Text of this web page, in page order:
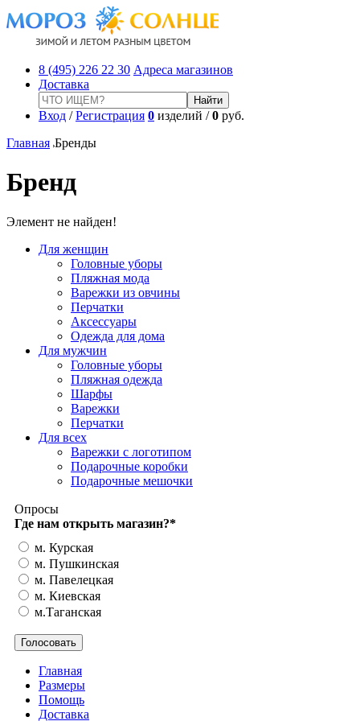
8 (495) 226 22 30 Адреса магазинов
Доставка
Вход /Регистрация 0 изделий /0 руб.
Главная Бренды
Бренд
Элемент не найден!
Для женщин
Головные уборы
Пляжная мода
Варежки из овчины
Перчатки
Аксессуары
Одежда для дома
Для мужчин
Головные уборы
Пляжная одежда
Шарфы
Варежки
Перчатки
Для всех
Варежки с логотипом
Подарочные коробки
Подарочные мешочки
Опросы
Где нам открыть магазин?*
м. Курская
м. Пушкинская
м. Павелецкая
м. Киевская
м.Таганская
Главная
Размеры
Помощь
Доставка